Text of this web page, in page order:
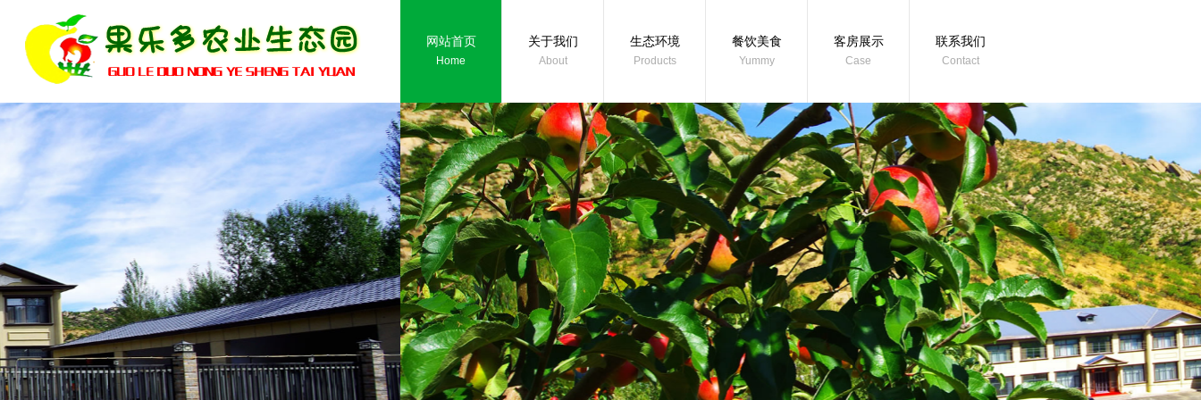
网站首页
Home
关于我们
About
生态环境
Products
餐饮美食
Yummy
客房展示
Case
联系我们
Contact